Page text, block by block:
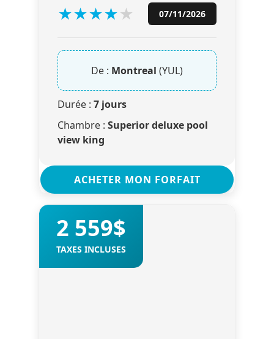
★★★★★ 07/11/2026
De : Montreal (YUL)
Durée : 7 jours
Chambre : Superior deluxe pool
view king
ACHETER MON FORFAIT
2 559$
TAXES INCLUSES